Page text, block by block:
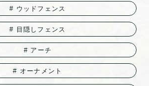
ウッドフェンス
目隠しフェンス
アーチ
オーナメント